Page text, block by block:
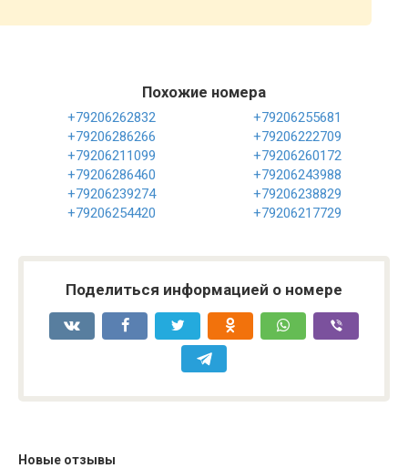
Похожие номера
+79206262832
+79206255681
+79206286266
+79206222709
+79206211099
+79206260172
+79206286460
+79206243988
+79206239274
+79206238829
+79206254420
+79206217729
Поделиться информацией о номере
Новые отзывы